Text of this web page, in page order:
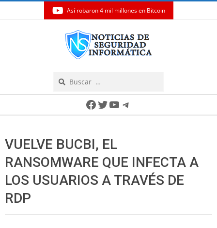
Así robaron 4 mil millones en Bitcoin
Facebook
Twitter
YouTube
Telegram
VUELVE BUCBI, EL
RANSOMWARE QUE INFECTA A
LOS USUARIOS A TRAVÉS DE
RDP